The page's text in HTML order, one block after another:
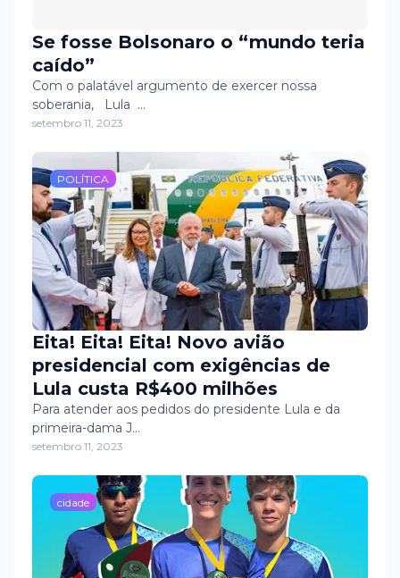
Se fosse Bolsonaro o “mundo teria
caído”
Com o palatável argumento de exercer nossa
soberania, Lula …
setembro 11, 2023
POLÍTICA
Eita! Eita! Eita! Novo avião
presidencial com exigências de
Lula custa R$400 milhões
Para atender aos pedidos do presidente Lula e da
primeira-dama J…
setembro 11, 2023
cidade